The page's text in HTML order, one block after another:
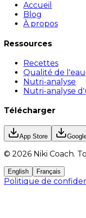
Accueil
Blog
À propos
Ressources
Recettes
Qualité de l'eau
Nutri-analyse
Nutri-analyse
Télécharger
App Store
© 2026 Niki Coach.
English Français
Politique de